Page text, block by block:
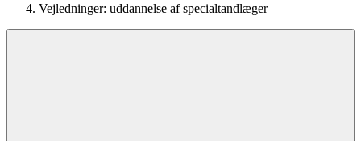
Vejledninger: uddannelse af specialtandlæger